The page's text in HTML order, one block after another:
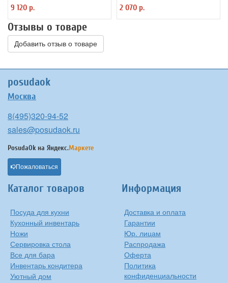
9 120 р. 2 070 р.
Отзывы о товаре
Добавить отзыв о товаре
posudaok
Москва
8(495)320-94-52
sales@posudaok.ru
PosudaOk на Яндекс.Маркете
Пожаловаться
Каталог товаров
Посуда для кухни
Кухонный инвентарь
Ножи
Сервировка стола
Все для бара
Инвентарь кондитера
Уютный дом
Информация
Доставка и оплата
Гарантии
Юр. лицам
Распродажа
Оферта
Политика
конфиденциальности